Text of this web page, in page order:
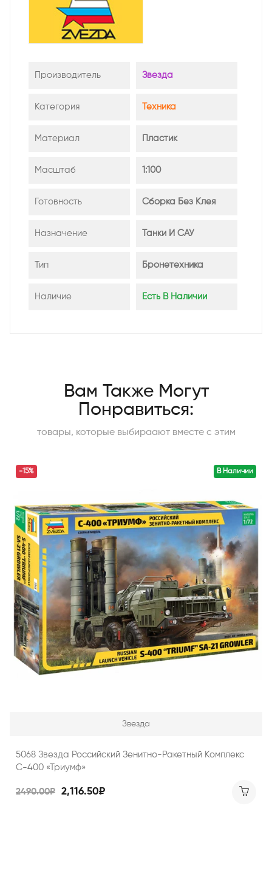
Производитель Звезда
Категория Техника
Материал Пластик
Масштаб 1:100
Готовность Сборка Без Клея
Назначение Танки И САУ
Тип Бронетехника
Наличие Есть В Наличии
Вам Также Могут
Понравиться:
товары, которые выбираают вместе с этим
В Наличии
-15%
Звезда
5068 Звезда Российский Зенитно-Ракетный Комплекс
С-400 «Триумф»
2490.00₽ 2,116.50₽